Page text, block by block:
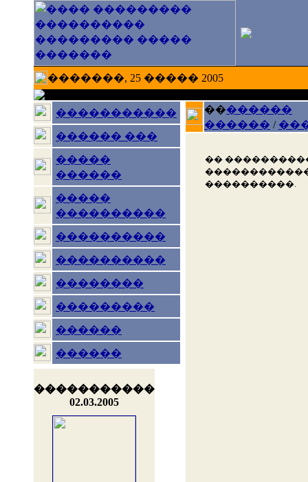
�������, 25 ����� 2005
�����������
������ ���
�����
������
�����
����������
����������
����������
��������
���������
������
������
�����������
02.03.2005
��������
������ /
��
����������.